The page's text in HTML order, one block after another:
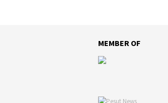
MEMBER OF